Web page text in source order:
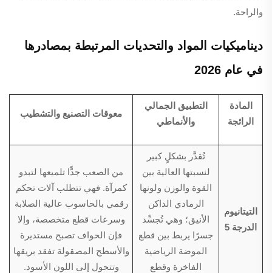
والراحة.
ديناميكيات المواد والتحديات المرتبطة بمصادرها
في عام 2026
المادة
الرائجة
التطبيق الجمالي
والأنماطي
معوقات التصنيع والتشطيب
التيتانيوم
الدرجة 5
تُقدَّر بشكلٍ كبير
لنسبتها العالية بين
القوة والوزن ولونها
الرمادي الداكن
الأنيق؛ وهي تُجسِّد
جسرًا يربط بين قطع
الموضة الرياضية
الفاخرة وقطع
من الصعب جدًّا تلميعها لتبدو
كمرآة. فهي تتطلب آلات تحكم
رقمي بالحاسوب عالية الصلابة
وسرعات قطع متخصصة، وإلا
فإن الحواف تصبح مستديرة
والأسطح المصقولة تفقد بريقها
وتتحول إلى اللون الأسود.